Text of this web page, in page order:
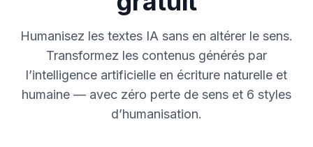
Humanisez les textes IA sans en altérer le sens.
Transformez les contenus générés par
l’intelligence artificielle en écriture naturelle et
humaine — avec zéro perte de sens et 6 styles
d’humanisation.